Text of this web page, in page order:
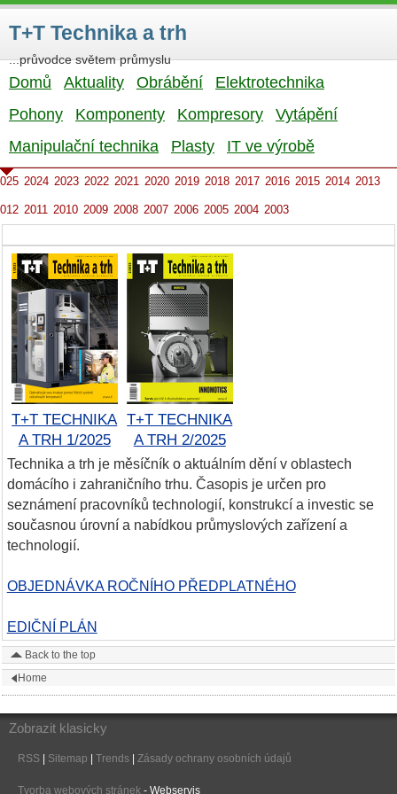
T+T Technika a trh
...průvodce světem průmyslu
Domů Aktuality Obrábění
Elektrotechnika
Pohony
Komponenty Kompresory
Vytápění
Manipulační technika
Plasty IT ve výrobě
2024 2023 2022 2021 2020 2019 2018 2017 2016 2015 2014 2013
2011 2010 2009 2008 2007 2006 2005 2004 2003
T+T TECHNIKA
A TRH 1/2025
T+T TECHNIKA
A TRH 2/2025
Technika a trh je měsíčník o aktuálním dění v oblastech
domácího i zahraničního trhu. Časopis je určen pro
seznámení pracovníků technologií, konstrukcí a investic se
současnou úrovní a nabídkou průmyslových zařízení a
technologií.
OBJEDNÁVKA ROČNÍHO PŘEDPLATNÉHO
EDIČNÍ PLÁN
Back to the top
Home
Zobrazit klasicky
RSS| Sitemap Trends| Zásady ochrany osobních údajů
Tvorba webových stránek- Webservis